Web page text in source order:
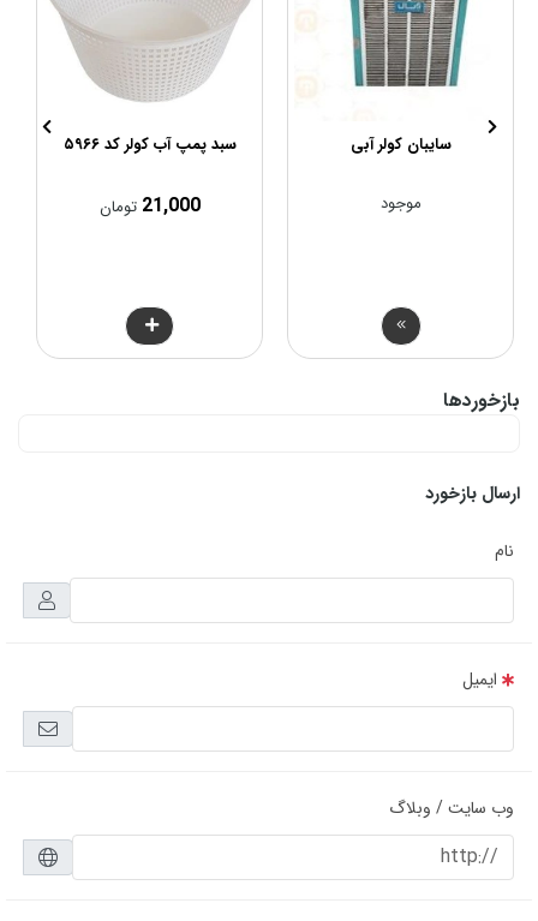
سایبان کولر آبی
موجود
سبد پمپ آب کولر کد ۵۹۶۶
21,000 تومان
بازخوردها
ارسال بازخورد
نام
ایمیل
وب سایت / وبلاگ